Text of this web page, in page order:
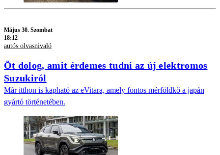
Május 30. Szombat
18:12
autós olvasnivaló
Öt dolog, amit érdemes tudni az új elektromos
Suzukiról
Már itthon is kapható az eVitara, amely fontos mérföldkő a japán
gyártó történetében.